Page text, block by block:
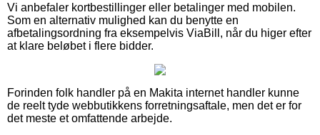
Vi anbefaler kortbestillinger eller betalinger med mobilen.
Som en alternativ mulighed kan du benytte en
afbetalingsordning fra eksempelvis ViaBill, når du higer efter
at klare beløbet i flere bidder.
Forinden folk handler på en Makita internet handler kunne
de reelt tyde webbutikkens forretningsaftale, men det er for
det meste et omfattende arbejde.